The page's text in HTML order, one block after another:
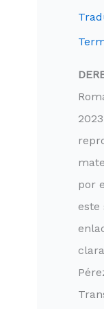
por
este